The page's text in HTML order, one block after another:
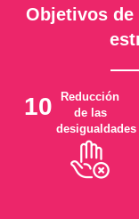
Objetivos de
10
Reducción
de las
desigualdades